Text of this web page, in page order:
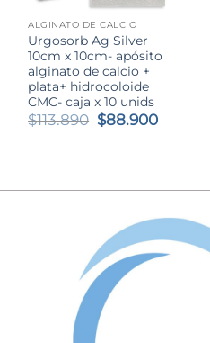
ALGINATO DE CALCIO
Urgosorb Ag Silver
10cm x 10cm- apósito
alginato de calcio +
plata+ hidrocoloide
CMC- caja x 10 unids
$113.890 El
$88.900El